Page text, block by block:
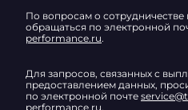
По вопросам о
обращаться по электронной
performance.ru.
Для запросов, связанных с
предоставлением данных,
по электронной почте
performance.ru.